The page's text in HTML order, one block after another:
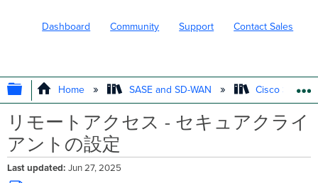
Dashboard Community Support Contact Sales
EXPAND/COLLAPSE GLOBAL
Home SASE and SD-WAN Cisco
リモートアクセス - セキュアクライ
アントの設定
Last updated Jun 27, 2025